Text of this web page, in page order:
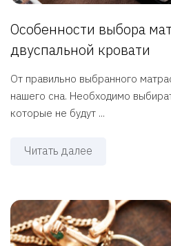
Особенности выбора
двуспальной кровати
От правильно выбранного
нашего сна. Необходимо
которые не будут ...
Читать далее